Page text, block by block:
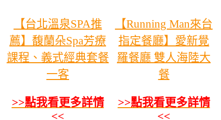
【台北溫泉SPA推
薦】馥蘭朵Spa芳療
課程、義式經典套餐
一客
>>點我看更多詳情
<<
【Running Man來台
指定餐廳】愛新覺
羅餐廳 雙人海陸大
餐
>>點我看更多詳情
<<